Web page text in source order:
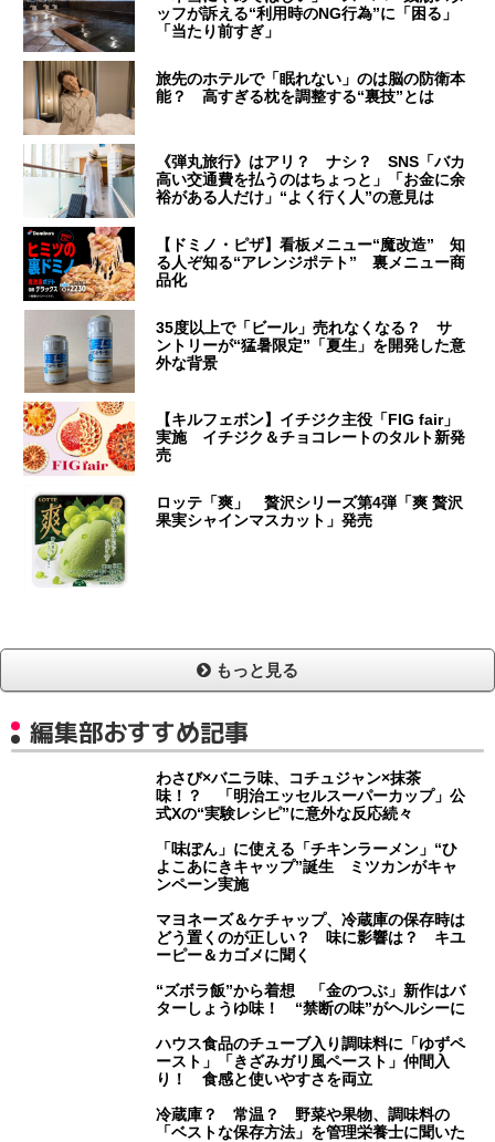
ッフが訴える“利用時のNG行為”に「困る」
「当たり前すぎ」
旅先のホテルで「眠れない」のは脳の防衛本
能？ 高すぎる枕を調整する“裏技”とは
《弾丸旅行》はアリ？ ナシ？ SNS「バカ
高い交通費を払うのはちょっと」「お金に余
裕がある人だけ」“よく行く人”の意見は
【ドミノ・ピザ】看板メニュー“魔改造” 知
る人ぞ知る“アレンジポテト” 裏メニュー商
品化
35度以上で「ビール」売れなくなる？ サ
ントリーが“猛暑限定”「夏生」を開発した意
外な背景
【キルフェボン】イチジク主役「FIG fair」
実施 イチジク＆チョコレートのタルト新発
売
ロッテ「爽」 贅沢シリーズ第4弾「爽 贅沢
果実シャインマスカット」発売
もっと見る
編集部おすすめ記事
わさび×バニラ味、コチュジャン×抹茶
味！？ 「明治エッセルスーパーカップ」公
式Xの“実験レシピ”に意外な反応続々
「味ぽん」に使える「チキンラーメン」“ひ
よこあにきキャップ”誕生 ミツカンがキャ
ンペーン実施
マヨネーズ＆ケチャップ、冷蔵庫の保存時は
どう置くのが正しい？ 味に影響は？ キユ
ーピー＆カゴメに聞く
“ズボラ飯”から着想 「金のつぶ」新作はバ
ターしょうゆ味！ “禁断の味”がヘルシーに
ハウス食品のチューブ入り調味料に「ゆずペ
ースト」「きざみガリ風ペースト」仲間入
り！ 食感と使いやすさを両立
冷蔵庫？ 常温？ 野菜や果物、調味料の
「ベストな保存方法」を管理栄養士に聞いた